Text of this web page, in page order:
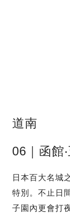
道南
06｜函館
日本百大名城
特別。不止日
子園內更會打